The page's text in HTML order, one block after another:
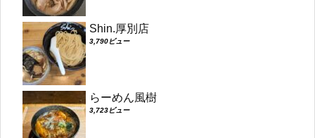
Shin.厚別店
3,790ビュー
らーめん風樹
3,723ビュー